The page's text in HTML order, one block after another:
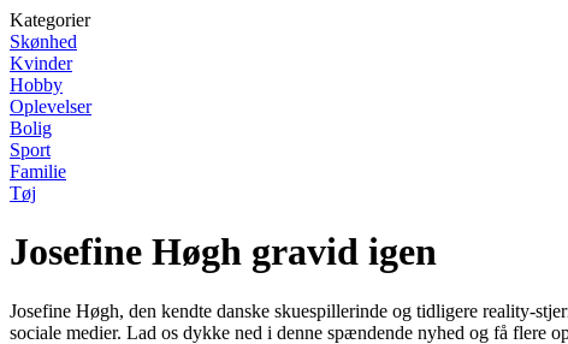
Kategorier
Skønhed
Kvinder
Hobby
Oplevelser
Bolig
Sport
Familie
Tøj
Josefine Høgh gravid igen
Josefine Høgh, den kendte danske skuespillerinde og tidligere reality-
sociale medier. Lad os dykke ned i denne spændende nyhed og få flere